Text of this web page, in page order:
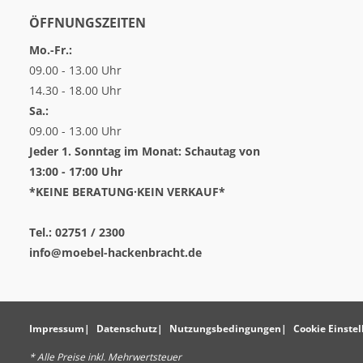
ÖFFNUNGSZEITEN
Mo.-Fr.:
09.00 - 13.00 Uhr
14.30 - 18.00 Uhr
Sa.:
09.00 - 13.00 Uhr
Jeder 1. Sonntag im Monat: Schautag von
13:00 - 17:00 Uhr
*KEINE BERATUNG·KEIN VERKAUF*
Tel.: 02751 / 2300
info@moebel-hackenbracht.de
Impressum Datenschutz Nutzungsbedingungen Cookie
* Alle Preise inkl. Mehrwertsteuer